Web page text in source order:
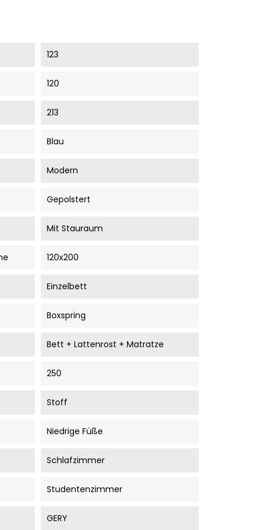
123
120
213
Blau
Modern
Gepolstert
Mit Stauraum
120x200
Einzelbett
Boxspring
Bett + Lattenrost + Matratze
250
Stoff
Niedrige Füße
Schlafzimmer
Studentenzimmer
GERY